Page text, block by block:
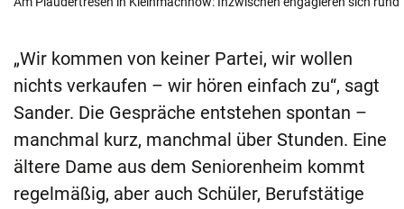
„Wir kommen von keiner Partei, wir wollen
nichts verkaufen – wir hören einfach zu“, sagt
Sander. Die Gespräche entstehen spontan –
manchmal kurz, manchmal über Stunden. Eine
ältere Dame aus dem Seniorenheim kommt
regelmäßig, aber auch Schüler, Berufstätige